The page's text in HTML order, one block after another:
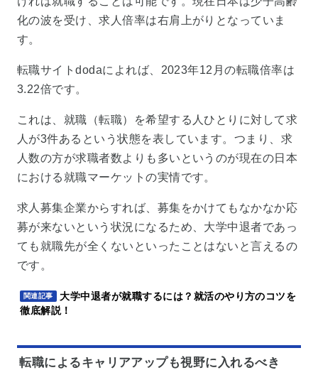
化の波を受け、求人倍率は右肩上がりとなっていま
す。
転職サイトdodaによれば、2023年12月の転職倍率は
3.22倍です。
これは、就職（転職）を希望する人ひとりに対して求
人が3件あるという状態を表しています。つまり、求
人数の方が求職者数よりも多いというのが現在の日本
における就職マーケットの実情です。
求人募集企業からすれば、募集をかけてもなかなか応
募が来ないという状況になるため、大学中退者であっ
ても就職先が全くないといったことはないと言えるの
です。
関連記事
大学中退者が就職するには？就活のやり方のコツを
徹底解説！
転職によるキャリアアップも視野に入れるべき